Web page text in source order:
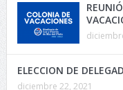
ELECCION DE
diciembre 22, 2021